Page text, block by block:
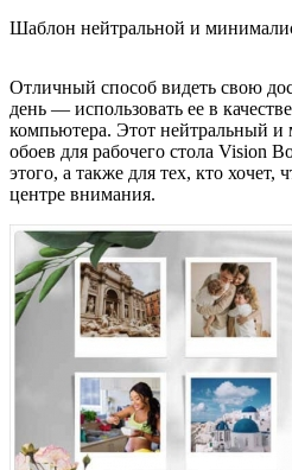
Шаблон нейтральной и
Отличный способ видеть свою
день — использовать ее в
компьютера. Этот нейтральный
обоев для рабочего стола Vision
этого, а также для тех, кто
центре внимания.